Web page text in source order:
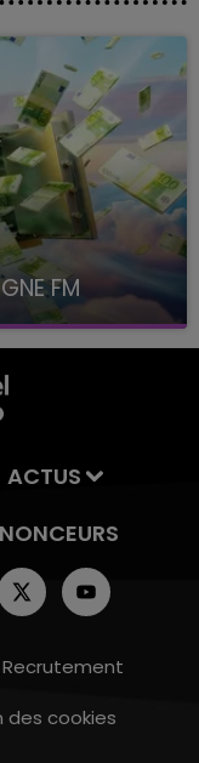
FM
8H10
ACTUS
Recrutement
des cookies